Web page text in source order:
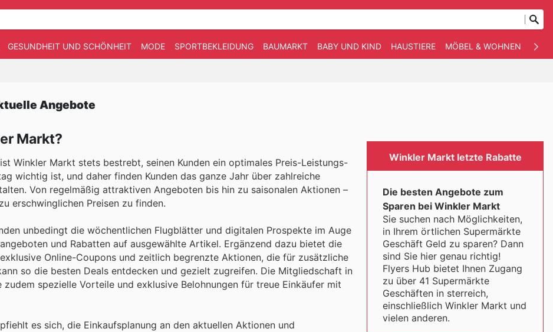
GESUNDHEIT UND SCHÖNHEIT MODE SPORTBEKLEIDUNG BAUMARKT BABY UND KIND HAUSTIERE MÖBEL & WOHNEN
Angebote
Markt?
Winkler Markt stets bestrebt, seinen Kunden ein optimales Preis-Leistungs-
wichtig ist, und daher finden Kunden das ganze Jahr über zahlreiche
Von regelmäßig attraktiven Angeboten bis hin zu saisonalen Aktionen –
erschwinglichen Preisen zu finden.
unbedingt die wöchentlichen Flugblätter und digitalen Prospekte im Auge
und Rabatten auf ausgewählte Artikel. Ergänzend dazu bietet die
Online-Coupons und zeitlich begrenzte Aktionen, die für zusätzliche
so die besten Deals entdecken und gezielt zugreifen. Die Mitgliedschaft in
spezielle Vorteile und exklusive Belohnungen für treue Einkäufer mit
es sich, die Einkaufsplanung an den aktuellen Aktionen und
Winkler Markt letzte Rabatte
Die besten Angebote zum
Sparen bei Winkler Markt
Sie suchen nach Möglichkeiten,
in Ihrem örtlichen Supermärkte
Geschäft Geld zu sparen? Dann
sind Sie hier genau richtig!
Flyers Hub bietet Ihnen Zugang
zu über 41 Supermärkte
Geschäften in sterreich,
einschließlich Winkler Markt und
vielen anderen.